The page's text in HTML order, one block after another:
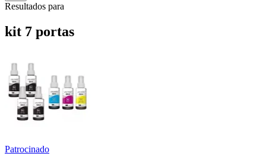
Resultados para
kit 7 portas
Patrocinado